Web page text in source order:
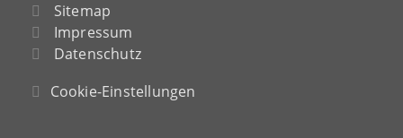
Sitemap
Impressum
Datenschutz
Cookie-Einstellungen